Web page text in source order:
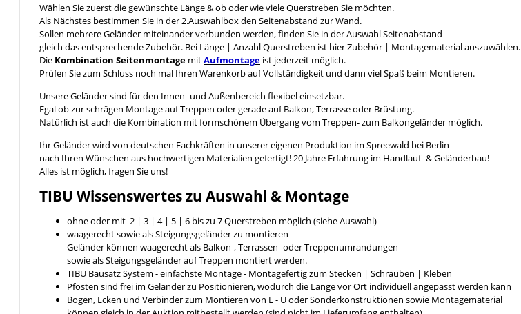
Wählen Sie zuerst die gewünschte Länge & ob oder wie viele Querstreben Sie möchten.
Als Nächstes bestimmen Sie in der 2.Auswahlbox den Seitenabstand zur Wand.
Sollen mehrere Geländer miteinander verbunden werden, finden Sie in der Auswahl Seitenabstand
gleich das entsprechende Zubehör. Bei Länge | Anzahl Querstreben ist hier Zubehör | Montagematerial auszuwählen.
Die Kombination Seitenmontage mitAufmontage ist jederzeit möglich.
Prüfen Sie zum Schluss noch mal Ihren Warenkorb auf Vollständigkeit und dann viel Spaß beim Montieren.
Unsere Geländer sind für den Innen- und Außenbereich flexibel einsetzbar.
Egal ob zur schrägen Montage auf Treppen oder gerade auf Balkon, Terrasse oder Brüstung.
Natürlich ist auch die Kombination mit formschönem Übergang vom Treppen- zum Balkongeländer möglich.
Ihr Geländer wird von deutschen Fachkräften in unserer eigenen Produktion im Spreewald bei Berlin
nach Ihren Wünschen aus hochwertigen Materialien gefertigt! 20 Jahre Erfahrung im Handlauf- & Geländerbau!
Alles ist möglich, fragen Sie uns!
TIBU Wissenswerteszu Auswahl & Montage
ohne oder mit 2 | 3 | 4 | 5 | 6 bis zu 7 Querstreben möglich (siehe Auswahl)
waagerecht sowie als Steigungsgeländer zu montieren
Geländer können waagerecht als Balkon-, Terrassen- oder Treppenumrandungen
sowie als Steigungsgeländer auf Treppen montiert werden.
TIBU Bausatz System - einfachste Montage - Montagefertig zum Stecken | Schrauben | Kleben
Pfosten sind frei im Geländer zu Positionieren, wodurch die Länge vor Ort individuell angepasst werden kann
Bögen, Ecken und Verbinder zum Montieren von L - U oder Sonderkonstruktionen sowie Montagematerial